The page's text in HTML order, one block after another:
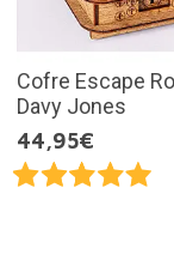
Cofre Escape
Davy Jones
44,95€